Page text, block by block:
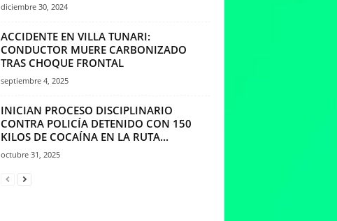
diciembre 30, 2024
ACCIDENTE EN VILLA TUNARI:
CONDUCTOR MUERE CARBONIZADO
TRAS CHOQUE FRONTAL
septiembre 4, 2025
INICIAN PROCESO DISCIPLINARIO
CONTRA POLICÍA DETENIDO CON 150
KILOS DE COCAÍNA EN LA RUTA...
octubre 31, 2025